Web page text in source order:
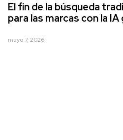
El fin de la búsqueda
para las marcas con la
mayo 7, 2026